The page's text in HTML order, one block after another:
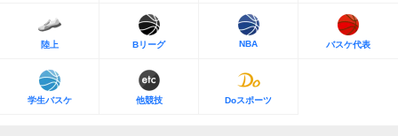
陸上 Bリーグ NBA バスケ代表
学生バスケ 他競技 Doスポーツ